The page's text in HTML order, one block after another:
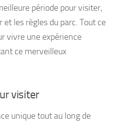
période pour visiter,
les règles du parc. Tout ce
vivre une expérience
ce merveilleux
visiter
unique tout au long de